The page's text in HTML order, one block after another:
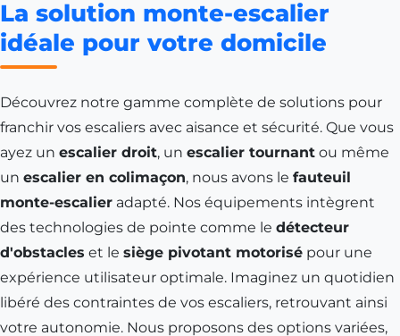
La solution monte-escalier
idéale pour votre domicile
Découvrez notre gamme complète de solutions pour
franchir vos escaliers avec aisance et sécurité. Que vous
ayez un escalier droit, un escalier tournant ou même
un escalier en colimaçon, nous avons le fauteuil
monte-escalier adapté. Nos équipements intègrent
des technologies de pointe comme le détecteur
d'obstacles et le siège pivotant motorisé pour une
expérience utilisateur optimale. Imaginez un quotidien
libéré des contraintes de vos escaliers, retrouvant ainsi
votre autonomie. Nous proposons des options variées,